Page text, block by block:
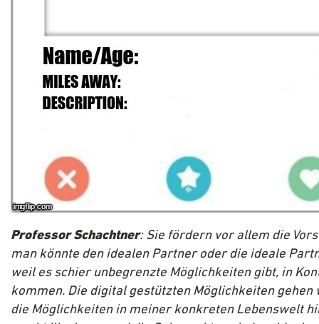
Professor Schachtner: Sie fördern vor allem die
man könnte den idealen Partner oder die ideale
weil es schier unbegrenzte Möglichkeiten gibt, in
kommen. Die digital gestützten Möglichkeiten gehen
die Möglichkeiten in meiner konkreten Lebenswelt